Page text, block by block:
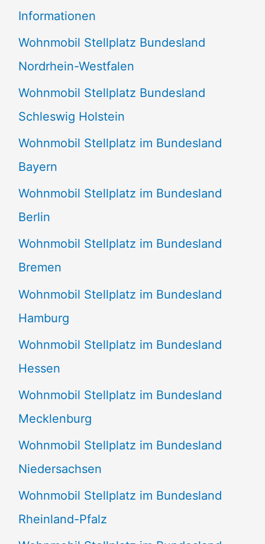
n
n
a
c
h
:
Informationen
Wohnmobil Stellplatz Bundesland
Nordrhein-Westfalen
Wohnmobil Stellplatz Bundesland
Schleswig Holstein
Wohnmobil Stellplatz im Bundesland
Bayern
Wohnmobil Stellplatz im Bundesland
Berlin
Wohnmobil Stellplatz im Bundesland
Bremen
Wohnmobil Stellplatz im Bundesland
Hamburg
Wohnmobil Stellplatz im Bundesland
Hessen
Wohnmobil Stellplatz im Bundesland
Mecklenburg
Wohnmobil Stellplatz im Bundesland
Niedersachsen
Wohnmobil Stellplatz im Bundesland
Rheinland-Pfalz